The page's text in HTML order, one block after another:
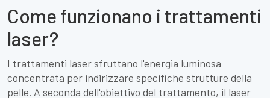
Come funzionano i trattamenti
laser?
I trattamenti laser sfruttano l'energia luminosa
concentrata per indirizzare specifiche strutture della
pelle. A seconda dell'obiettivo del trattamento, il laser